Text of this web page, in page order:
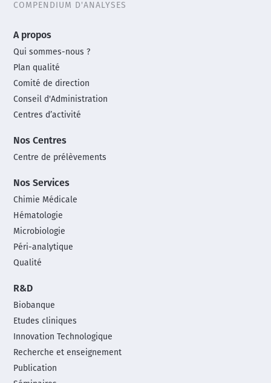
COMPENDIUM D'ANALYSES
footer
menu
A propos
Qui sommes-nous ?
Plan qualité
Comité de direction
Conseil d'Administration
Centres d’activité
Nos Centres
Centre de prélèvements
Nos Services
Chimie Médicale
Hématologie
Microbiologie
Péri-analytique
Qualité
R&D
Biobanque
Etudes cliniques
Innovation Technologique
Recherche et enseignement
Publication